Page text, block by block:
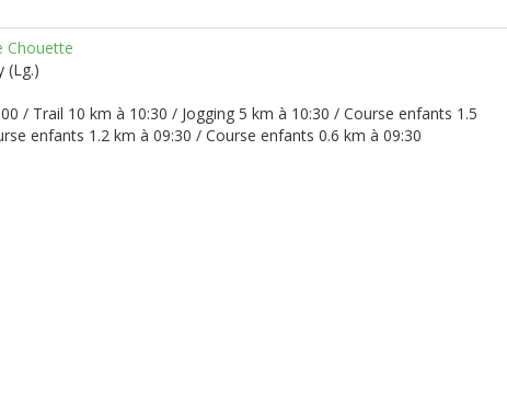
Chouette
(Lg.)
/ Trail 10 km à 10:30 / Jogging 5 km à 10:30 / Course enfants 1.5
enfants 1.2 km à 09:30 / Course enfants 0.6 km à 09:30